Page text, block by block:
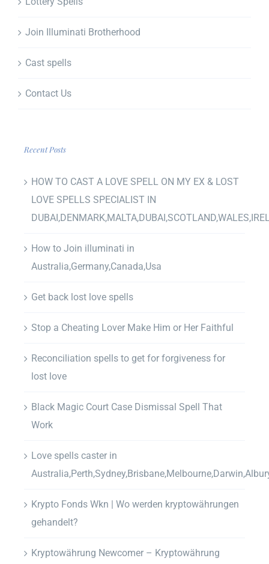
Join Illuminati Brotherhood
Cast spells
Contact Us
Recent Posts
HOW TO CAST A LOVE SPELL ON MY EX & LOST
LOVE SPELLS SPECIALIST IN
How to Join illuminati in
Australia,Germany,Canada,Usa
Get back lost love spells
Stop a Cheating Lover Make Him or Her Faithful
Reconciliation spells to get for forgiveness for
lost love
Black Magic Court Case Dismissal Spell That
Work
Love spells caster in
Krypto Fonds Wkn | Wo werden kryptowährungen
gehandelt?
Kryptowährung Newcomer – Kryptowährung